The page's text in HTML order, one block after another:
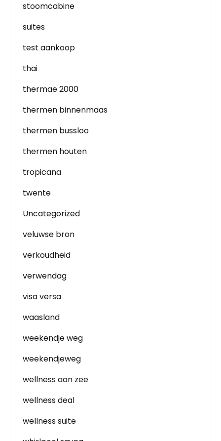
stoomcabine
suites
test aankoop
thai
thermae 2000
thermen binnenmaas
thermen bussloo
thermen houten
tropicana
twente
Uncategorized
veluwse bron
verkoudheid
verwendag
visa versa
waasland
weekendje weg
weekendjeweg
wellness aan zee
wellness deal
wellness suite